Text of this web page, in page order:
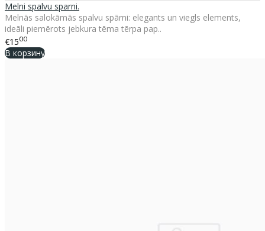
Melni spalvu sparni.
Melnās salokāmās spalvu spārni: elegants un viegls elements,
ideāli piemērots jebkura tēma tērpa pap..
€1500
В корзину